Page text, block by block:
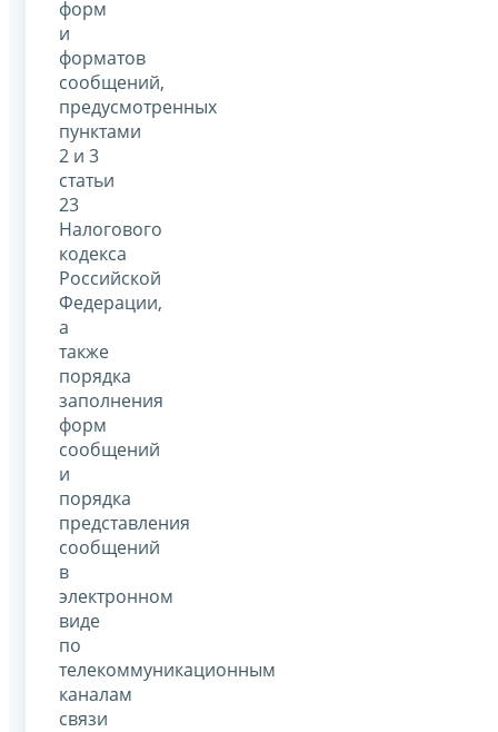
форм
и
форматов
сообщений,
предусмотренных
пунктами
2 и 3
статьи
23
Налогового
кодекса
Российской
Федерации,
а
также
порядка
заполнения
форм
сообщений
и
порядка
представления
сообщений
в
электронном
виде
по
телекоммуникационным
каналам
связи